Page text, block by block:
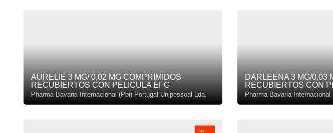
AURELIE 3 MG/ 0,02 MG COMPRIMIDOS
RECUBIERTOS CON PELICULA EFG
Pharma Bavaria Internacional (Pbi) Portugal Unipessoal Lda.
DARLEENA 3 MG/0,03
RECUBIERTOS CON
Pharma Bavaria